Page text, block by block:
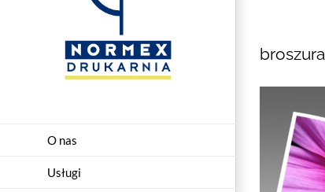
O nas
Usługi